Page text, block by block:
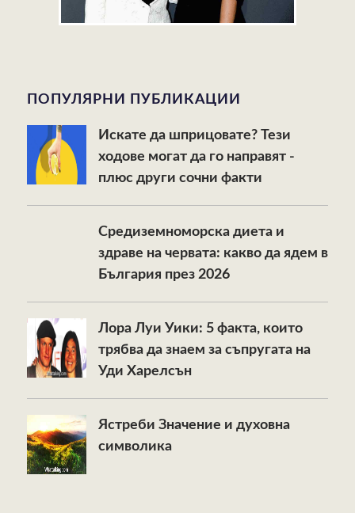
ПОПУЛЯРНИ ПУБЛИКАЦИИ
Искате да шприцовате? Тези
ходове могат да го направят -
плюс други сочни факти
Средиземноморска диета и
здраве на червата: какво да ядем в
България през 2026
Лора Луи Уики: 5 факта, които
трябва да знаем за съпругата на
Уди Харелсън
Ястреби Значение и духовна
символика